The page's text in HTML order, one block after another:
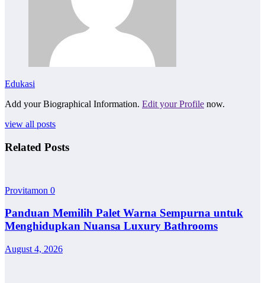
Edukasi
Add your Biographical Information. Edit your Profile now.
view all posts
Related Posts
Provitamon 0
Panduan Memilih Palet Warna Sempurna untuk
Menghidupkan Nuansa Luxury Bathrooms
August 4, 2026